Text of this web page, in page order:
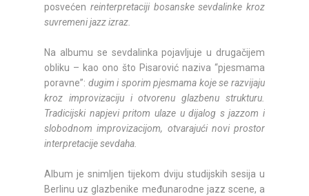
posvećen reinterpretaciji bosanske sevdalinke kroz
suvremeni jazz izraz.
Na albumu se sevdalinka pojavljuje u drugačijem
obliku – kao ono što Pisarović naziva “pjesmama
poravne”: dugim i sporim pjesmama koje se razvijaju
kroz improvizaciju i otvorenu glazbenu strukturu.
Tradicijski napjevi pritom ulaze u dijalog s jazzom i
slobodnom improvizacijom, otvarajući novi prostor
interpretacije sevdaha.
Album je snimljen tijekom dviju studijskih sesija u
Berlinu uz glazbenike međunarodne jazz scene, a